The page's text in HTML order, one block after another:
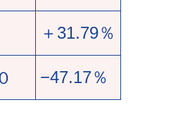
＋31.79％
−47.17％